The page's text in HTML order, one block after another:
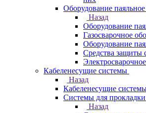
Оборудование
Назад
Оборудование
Газосварочное
Оборудование
Средства защиты
Кабеленесущие системы
Назад
Кабеленесущие
Системы для прокладки
Назад